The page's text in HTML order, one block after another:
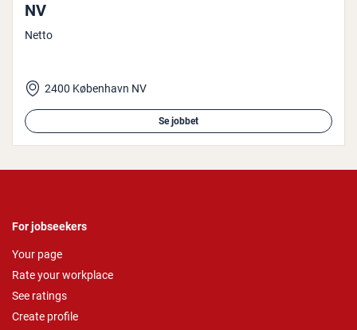
NV
Netto
2400 København NV
Se jobbet
For jobseekers
Your page
Rate your workplace
See ratings
Create profile